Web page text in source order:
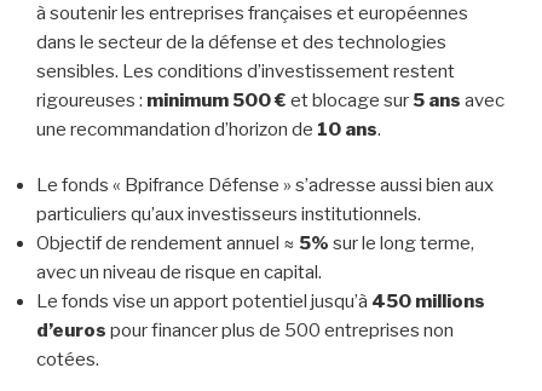
à soutenir les entreprises françaises et européennes
dans le secteur de la défense et des technologies
sensibles. Les conditions d’investissement restent
rigoureuses : minimum 500 € et blocage sur5 ans avec
une recommandation d’horizon de 10 ans.
Le fonds « Bpifrance Défense » s’adresse aussi bien aux
particuliers qu’aux investisseurs institutionnels.
Objectif de rendement annuel ≈ 5% sur le long terme,
avec un niveau de risque en capital.
Le fonds vise un apport potentiel jusqu’à 450 millions
d’euros pour financer plus de 500 entreprises non
cotées.